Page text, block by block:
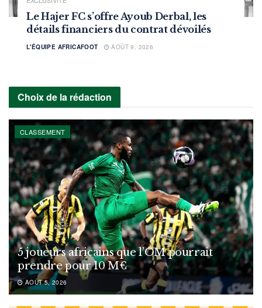
Le Hajer FC s’offre Ayoub Derbal, les
détails financiers du contrat dévoilés
L'ÉQUIPE AFRICAFOOT AOÛT 9, 2026
Choix de la rédaction
CLASSEMENT
5 joueurs africains que l’OM pourrait
prendre pour 10 M€
AOÛT 5, 2026